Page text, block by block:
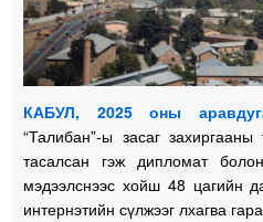
КАБУЛ, 2025 оны
“Талибан”-ы засаг
тасалсан гэж дипломат
мэдээлснээс хойш 48 цагийн
интернэтийн сүлжээг лхагва